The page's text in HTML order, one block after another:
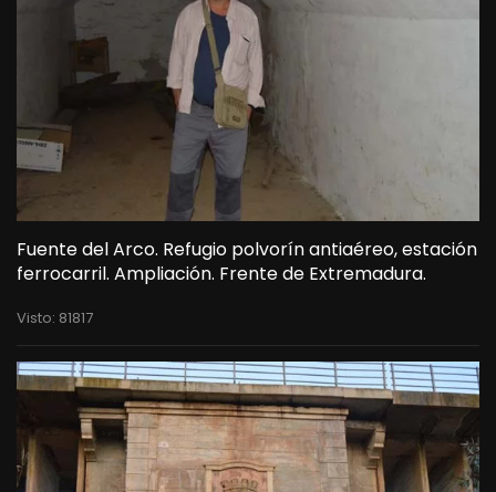
Fuente del Arco. Refugio polvorín antiaéreo, estación
ferrocarril. Ampliación. Frente de Extremadura.
Visto: 81817